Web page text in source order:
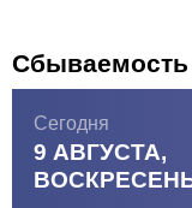
Сбываемость
Сегодня
9 АВГУСТА,